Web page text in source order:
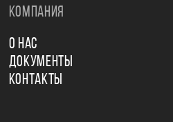
КОМПАНИЯ
О НАС
ДОКУМЕНТЫ
КОНТАКТЫ